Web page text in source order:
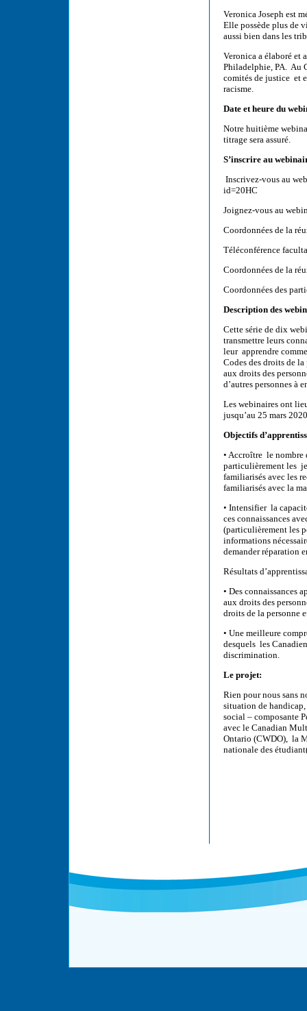
Veronica Joseph est
Elle possède plus de
aussi bien dans les
Veronica a élaboré et
Philadelphie, PA. Au
comités de justice et
racisme.
Date et heure du
Notre huitième
titrage sera assuré.
S’inscrire au
Inscrivez-vous au
id=20HC
Joignez-vous au
Coordonnées de la
Téléconférence
Coordonnées de la
Coordonnées des
Description des
Cette série de dix
transmettre leurs
leur apprendre
Codes des droits de
aux droits des
d’autres personnes à
Les webinaires ont
jusqu’au 25 mars
Objectifs
• Accroître le nombre
particulièrement les
familiarisés avec les
familiarisés avec la
• Intensifier la
ces connaissances
(particulièrement les
informations
demander réparation
Résultats
• Des connaissances
aux droits des
droits de la personne
• Une meilleure
desquels les
discrimination.
Le projet:
Rien pour nous sans
situation de
social – composante
avec le Canadian
Ontario (CWDO), la
nationale des